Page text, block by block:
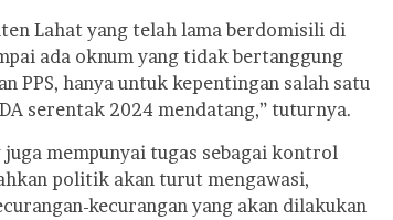
Lahat yang telah lama berdomisili di
ada oknum yang tidak bertanggung
PPS, hanya untuk kepentingan salah satu
serentak 2024 mendatang,” tuturnya.
juga mempunyai tugas sebagai kontrol
politik akan turut mengawasi,
kecurangan yang akan dilakukan